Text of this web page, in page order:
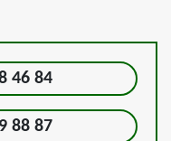
46 84
88 87